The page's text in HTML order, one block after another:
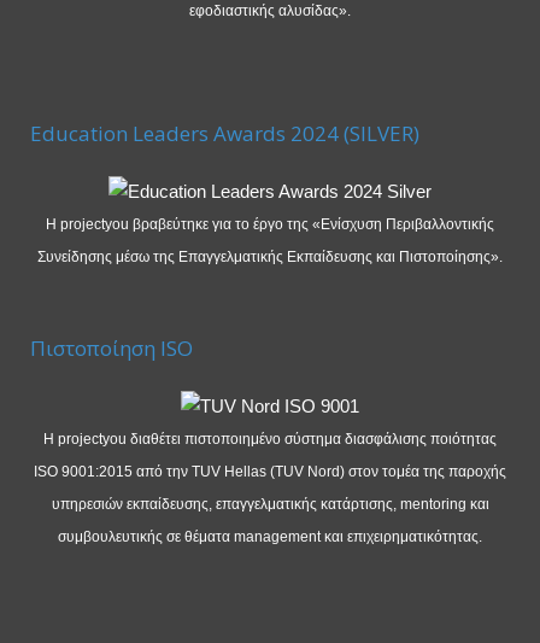
εφοδιαστικής αλυσίδας».
Education Leaders Awards 2024 (SILVER)
Η projectyou βραβεύτηκε για το έργο της «Ενίσχυση Περιβαλλοντικής
Συνείδησης μέσω της Επαγγελματικής Εκπαίδευσης και Πιστοποίησης».
Πιστοποίηση ISO
Η projectyou διαθέτει πιστοποιημένο σύστημα διασφάλισης ποιότητας
ISO 9001:2015 από την TUV Hellas (TUV Nord) στον τομέα της παροχής
υπηρεσιών εκπαίδευσης, επαγγελματικής κατάρτισης, mentoring και
συμβουλευτικής σε θέματα management και επιχειρηματικότητας.